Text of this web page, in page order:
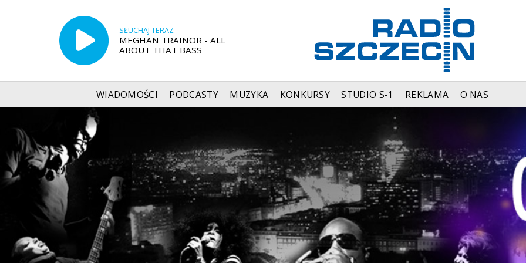
SŁUCHAJ TERAZ
MEGHAN TRAINOR - ALL
ABOUT THAT BASS
WIADOMOŚCI PODCASTY MUZYKA KONKURSY STUDIO S-1 REKLAMA O NAS